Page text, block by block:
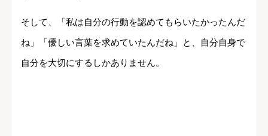
そして、「私は自分の行動を認めてもらいたかったんだ
ね」「優しい言葉を求めていたんだね」と、自分自身で
自分を大切にするしかありません。